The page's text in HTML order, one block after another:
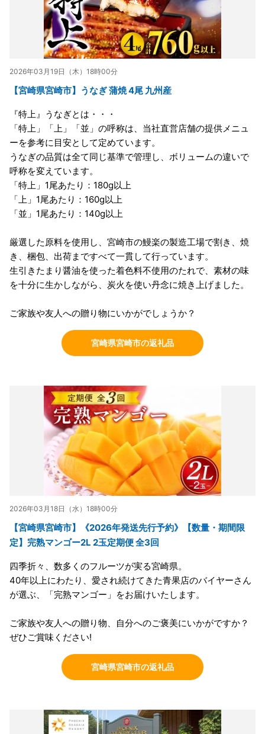
2026年03月19日（木）18時00分
【宮崎県宮崎市】うなぎ 蒲焼 4尾 九州産
『特上』うなぎとは・・・
「特上」「上」「並」の呼称は、当社直営店舗の提供メニュ
ーを参考に目安として定めています。
うなぎの品質は全て同じ基準で管理し、ボリュームの違いで
呼称を変えています。
「特上」1尾あたり：180g以上
「上」1尾あたり：160g以上
「並」1尾あたり：140g以上
厳選した原料を使用し、宮崎市の鰻楽の製造工場で割き、焼
き、梱包、出荷まですべて一貫して行っています。
生引きたまり醤油を使った着色料不使用のたれで、素材の味
を十分に生かしながら、炭火を使い丹念に焼き上げました。
ご家族や友人への贈り物にいかがでしょうか？
宮崎県宮崎市の返礼品
2026年03月18日（水）18時00分
【宮崎県宮崎市】《2026年発送先行予約》【数量・期間限
定】完熟マンゴー2L 2玉定期便 全3回
四季折々、数多くのフルーツが実る宮崎県。
40年以上にわたり、愛され続けてきた青果店のバイヤーさん
が選ぶ、「完熟マンゴー」をお届けいたします。
ご家族や友人への贈り物、自分へのご褒美にいかがですか？
ぜひご賞味ください!
宮崎県宮崎市の返礼品